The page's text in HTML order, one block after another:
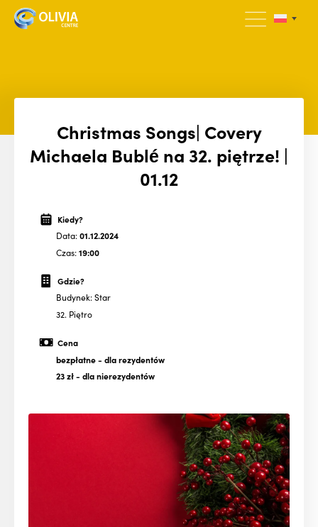
Christmas Songs| Covery
Michaela Bublé na 32. piętrze! |
01.12
Kiedy?
Data:01.12.2024
Czas:19:00
Gdzie?
Budynek: Star
32. Piętro
Cena
bezpłatne- dla rezydentów
23 zł- dla nierezydentów